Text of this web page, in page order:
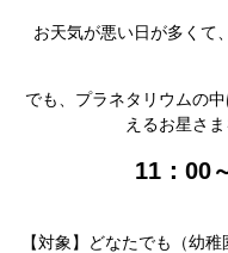
お天気が悪い日が多くて
でも、プラネタリウムの
えるお星さ
11：00
【対象】どなたでも（幼